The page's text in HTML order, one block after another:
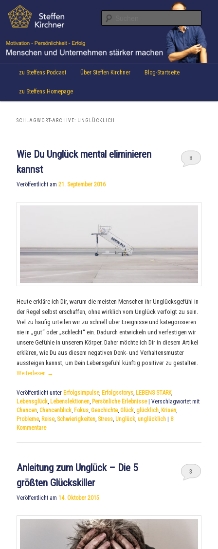
Inhalt
wechseln
sekundären
Inhalt
Steffen Kirchner Blog
Aktuelles von Speaker & Motivationstrainer Steffen Kirchner
Hauptmenü
zu Steffens Podcast Über Steffen Kirchner Blog-Startseite
zu Steffens Homepage
SCHLAGWORT-ARCHIVE: UNGLÜCKLICH
Wie Du Unglück mental eliminieren
kannst
Veröffentlicht am21. September 2016
8
Heute erkläre ich Dir, warum die meisten Menschen ihr Unglücksgefühl in
der Regel selbst erschaffen, ohne wirklich vom Unglück verfolgt zu sein.
Viel zu häufig urteilen wir zu schnell über Ereignisse und kategorisieren
sie in „gut“ oder „schlecht“ ein. Dadurch entwickeln und verfestigen wir
unsere Gefühle in unserem Körper. Daher möchte ich Dir in diesem Artikel
erklären, wie Du aus diesem negativen Denk- und Verhaltensmuster
aussteigen kannst, um Dein Lebensgefühl künftig positiver zu gestalten.
Weiterlesen →
Veröffentlicht unter Erfolgsimpulse, Erfolgsstorys LEBENS STARK,
Lebensglück Lebenslektionen Persönliche Erlebnisse |Verschlagwortet mit
Chancen ,Chancenblick Fokus ,Geschichte,Glück glücklich Krisen
Probleme, Reise, Schwierigkeiten Stress ,Unglück ,unglücklich | 8
Kommentare
Anleitung zum Unglück – Die 5
größten Glückskiller
Veröffentlicht am14. Oktober 2015
3